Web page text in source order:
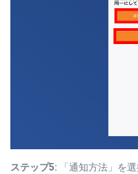
ステップ5: 「通知方法」を